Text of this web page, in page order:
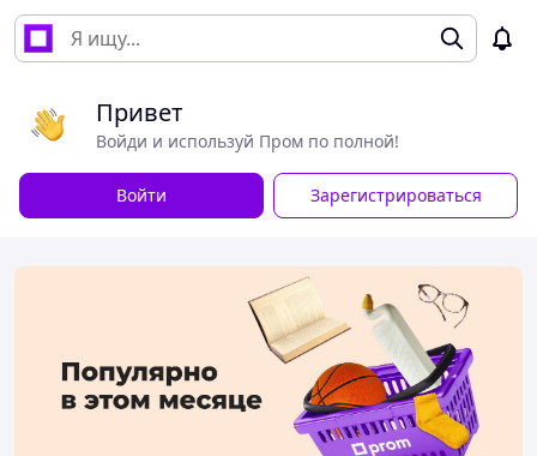
Привет
Войди и используй Пром по полной!
Войти Зарегистрироваться